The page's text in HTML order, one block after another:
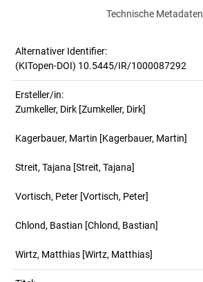
Technische Metadaten
Alternativer Identifier:
(KITopen-DOI) 10.5445/IR/1000087292
Ersteller/in:
Zumkeller, Dirk [Zumkeller, Dirk]
Kagerbauer, Martin [Kagerbauer, Martin]
Streit, Tajana [Streit, Tajana]
Vortisch, Peter [Vortisch, Peter]
Chlond, Bastian [Chlond, Bastian]
Wirtz, Matthias [Wirtz, Matthias]